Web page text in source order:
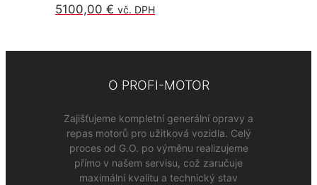
5100,00 € vč. DPH
O PROFI-MOTOR
Zajišťujeme kompletní generální opravy a
repas motorů pro užitková vozidla. Celý
proces od G.O. po výměnu realizujeme
přímo v našem servisu, což zaručuje
maximální kvalitu a technický stav